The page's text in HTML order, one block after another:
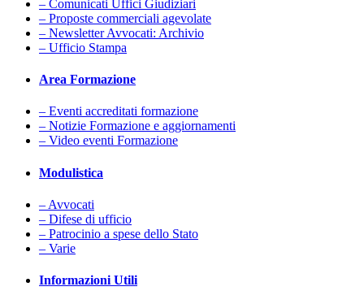
– Comunicati Uffici Giudiziari
– Proposte commerciali agevolate
– Newsletter Avvocati: Archivio
– Ufficio Stampa
Area Formazione
– Eventi accreditati formazione
– Notizie Formazione e aggiornamenti
– Video eventi Formazione
Modulistica
– Avvocati
– Difese di ufficio
– Patrocinio a spese dello Stato
– Varie
Informazioni Utili